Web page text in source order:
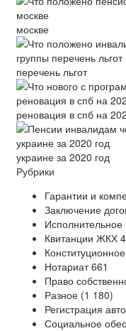
москве
перечень льгот
реновация в спб на
украине за 2020 год
Рубрики
Гарантии и
Заключение
Исполнительное
Квитанции ЖКХ
Нотариат661
Право
Разное (1 180)
Регистрация
Социальное